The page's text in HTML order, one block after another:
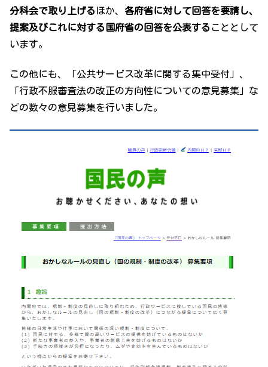
分科会で取り上げる ほか、 各府省に対して回答を要請し、
提案及びこれに対する国府省の回答を公表する こととして
います。
この他にも、「公共サービス改革に関する集中受付」、
「行政不服審査法の改正の方向性についての意見募集」な
どの数々の意見募集を行いました。